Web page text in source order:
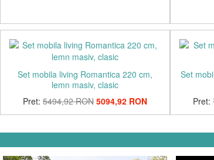
Set mobila living Romantica 220 cm,
lemn masiv, clasic
Pret: 5494,92 RON 5094,92 RON
Set
Pret: